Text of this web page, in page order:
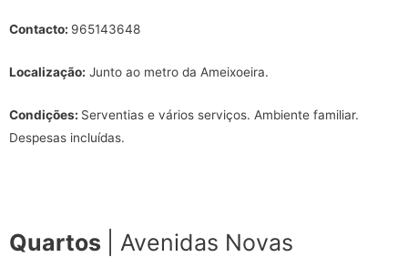
Contacto: 965143648
Localização: Junto ao metro da Ameixoeira.
Condições: Serventias e vários serviços. Ambiente familiar.
Despesas incluídas.
Quartos | Avenidas Novas